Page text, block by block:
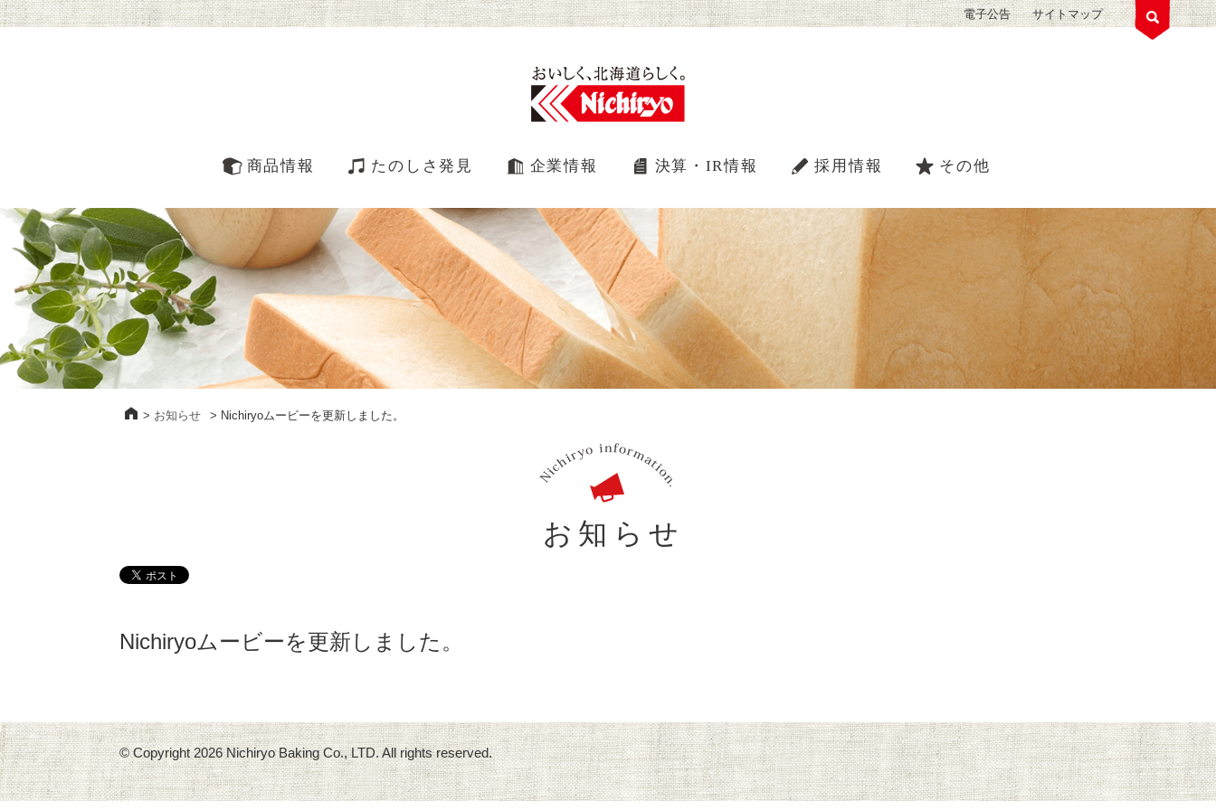
商品情報 たのしさ発見 企業情報 決算・IR情報 採用情報 その他
電子公告 サイトマップ
> お知らせ > Nichiryoムービーを更新しました。
お知らせ
Nichiryoムービーを更新しました。
© Copyright2026 Nichiryo Baking Co., LTD. All rights reserved.